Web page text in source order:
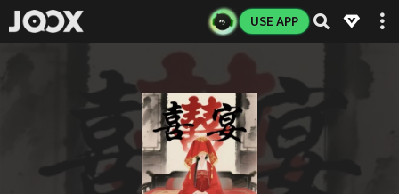
USE APP